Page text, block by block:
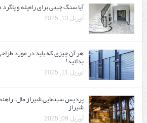
آیا سنگ چینی برای راه‌پله و
آوریل 13, 2025
هر آن چیزی که باید در مورد
بدانید!
آوریل 11, 2025
پردیس سینمایی شیراز مال:
شیراز
آوریل 09, 2025